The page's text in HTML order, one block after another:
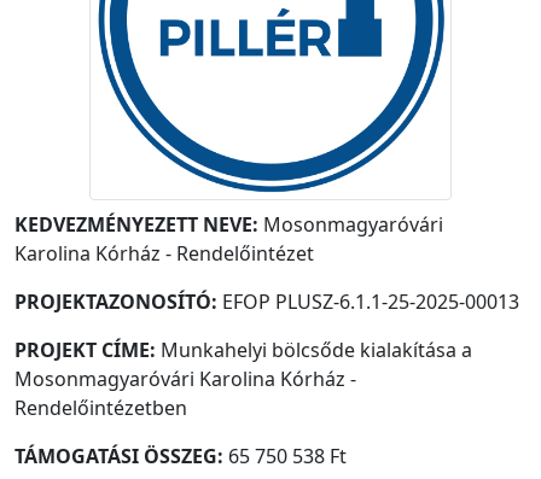
KEDVEZMÉNYEZETT NEVE: Mosonmagyaróvári
Karolina Kórház - Rendelőintézet
PROJEKTAZONOSÍTÓ: EFOP PLUSZ-6.1.1-25-2025-00013
PROJEKT CÍME: Munkahelyi bölcsőde kialakítása a
Mosonmagyaróvári Karolina Kórház -
Rendelőintézetben
TÁMOGATÁSI ÖSSZEG: 65 750 538 Ft